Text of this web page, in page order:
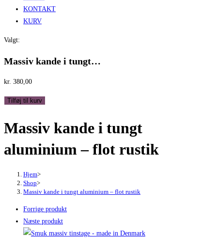
KONTAKT
KURV
Valgt:
Massiv kande i tungt…
kr. 380,00
Massiv
i
aluminium
rustik
Tilføj til kurv
Massiv kande i tungt
aluminium – flot rustik
Hjem>
Shop>
Massiv kande i tungt aluminium – flot rustik
Forrige produkt
Næste produkt